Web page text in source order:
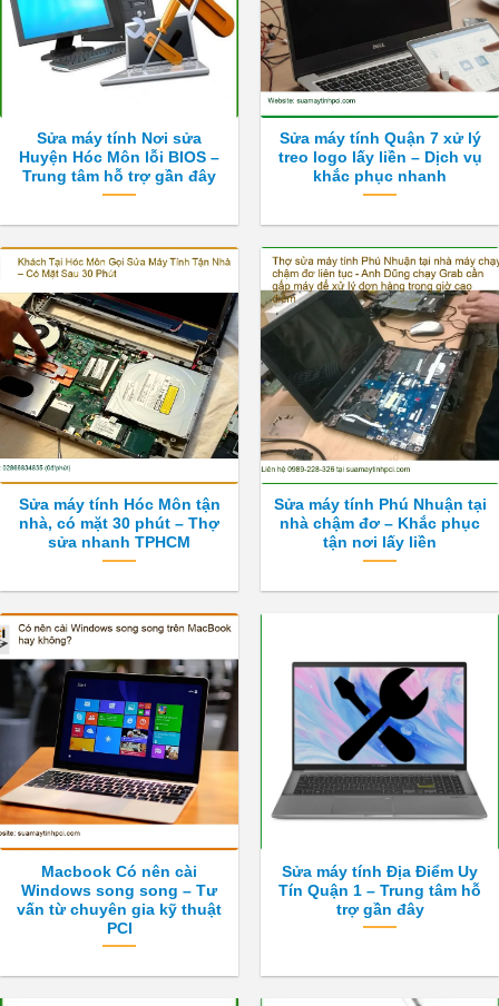
Sửa máy tính Nơi sửa
Huyện Hóc Môn lỗi BIOS –
Trung tâm hỗ trợ gần đây
Sửa máy tính Quận 7 xử lý
treo logo lấy liền – Dịch vụ
khắc phục nhanh
Sửa máy tính Hóc Môn tận
nhà, có mặt 30 phút – Thợ
sửa nhanh TPHCM
Sửa máy tính Phú Nhuận tại
nhà chậm đơ – Khắc phục
tận nơi lấy liền
Macbook Có nên cài
Windows song song – Tư
vấn từ chuyên gia kỹ thuật
PCI
Sửa máy tính Địa Điểm Uy
Tín Quận 1 – Trung tâm hỗ
trợ gần đây